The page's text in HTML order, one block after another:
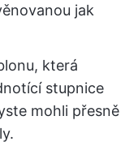
jak
která
stupnice
mohli přesně